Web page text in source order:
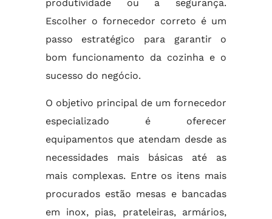
produtividade ou a segurança.
Escolher o fornecedor correto é um
passo estratégico para garantir o
bom funcionamento da cozinha e o
sucesso do negócio.
O objetivo principal de um fornecedor
especializado é oferecer
equipamentos que atendam desde as
necessidades mais básicas até as
mais complexas. Entre os itens mais
procurados estão mesas e bancadas
em inox, pias, prateleiras, armários,